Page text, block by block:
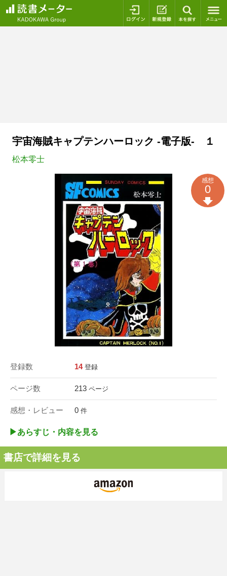
ログイン 新規登録
宇宙海賊キャプテンハーロック -電子版- １
松本零士
登録数 14 登録
ページ数 213 ページ
感想・レビュー 0 件
感想
0
▶︎あらすじ・内容を見る
書店で詳細を見る